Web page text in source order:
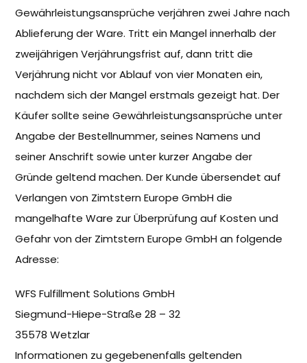
Gewährleistungsansprüche verjähren zwei Jahre nach
Ablieferung der Ware. Tritt ein Mangel innerhalb der
zweijährigen Verjährungsfrist auf, dann tritt die
Verjährung nicht vor Ablauf von vier Monaten ein,
nachdem sich der Mangel erstmals gezeigt hat. Der
Käufer sollte seine Gewährleistungsansprüche unter
Angabe der Bestellnummer, seines Namens und
seiner Anschrift sowie unter kurzer Angabe der
Gründe geltend machen. Der Kunde übersendet auf
Verlangen von Zimtstern Europe GmbH die
mangelhafte Ware zur Überprüfung auf Kosten und
Gefahr von der Zimtstern Europe GmbH an folgende
Adresse:
WFS Fulfillment Solutions GmbH
Siegmund-Hiepe-Straße 28 – 32
35578 Wetzlar
Informationen zu gegebenenfalls geltenden